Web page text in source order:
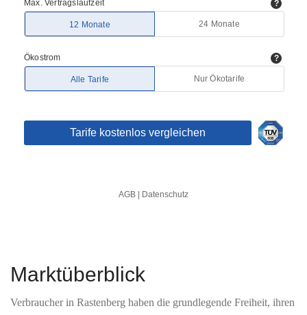
Marktüberblick
Verbraucher in Rastenberg haben die grundlegende Freiheit, ihren